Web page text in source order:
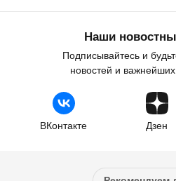
Наши
Подписывайтесь и
новостей и
ВКонтакте Дзен